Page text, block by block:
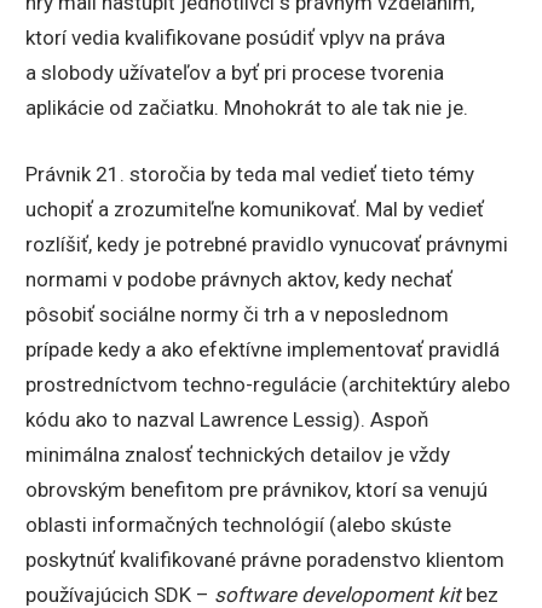
ktorí vedia kvalifikovane posúdiť vplyv na práva
a slobody užívateľov a byť pri procese tvorenia
aplikácie od začiatku. Mnohokrát to ale tak nie je.
Právnik 21. storočia by teda mal vedieť tieto témy
uchopiť a zrozumiteľne komunikovať. Mal by vedieť
rozlíšiť, kedy je potrebné pravidlo vynucovať právnymi
normami v podobe právnych aktov, kedy nechať
pôsobiť sociálne normy či trh a v neposlednom
prípade kedy a ako efektívne implementovať pravidlá
prostredníctvom techno-regulácie (architektúry alebo
kódu ako to nazval Lawrence Lessig). Aspoň
minimálna znalosť technických detailov je vždy
obrovským benefitom pre právnikov, ktorí sa venujú
oblasti informačných technológií (alebo skúste
poskytnúť kvalifikované právne poradenstvo klientom
používajúcich SDK – software developoment kitbez